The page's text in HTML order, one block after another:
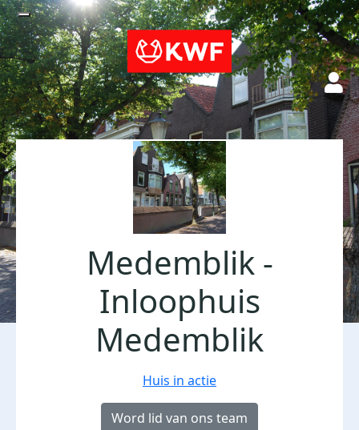
Medemblik -
Inloophuis
Medemblik
Huis in actie
Word lid van ons team